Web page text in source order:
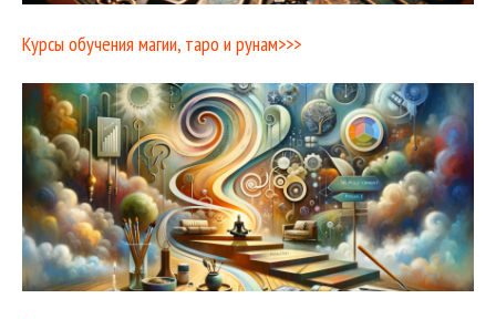
Курсы обучения магии, таро и рунам>>>